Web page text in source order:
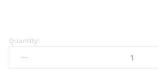
Quantity: